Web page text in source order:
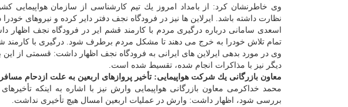
وی خاطرنشان كرد: از بامداد امروز یك تیم كارشناسی از سازمان هواپیمایی
نظارت داشته باشد. ایرلاین ها نیز در فرودگاه نجف دفتر دایر كرده و نیروهای
اسعدی سامانی درباره درگیری مردم با كارمند قشم ایر در فرودگاه نجف
تمام تلاش خودرا به خرج می دهند تا مشكل مردم برطرف شود. درگیری با كارمند
وی در مورد بدهی ایرلاین های ایرانی به فرودگاه نجف اظهار داشت: قسمتی از
دیگر نیز با مذاكرات انجام شده، تقسیط شده است.
معاون بازرگانی یك شركت هواپیمایی: تأخیر پروازهای اربعین به علت ازدحام
محمد خداكرمی معاون بازرگانی هواپیمایی وارش نیز با اشاره به اینكه
بررسی شود، اظهار داشت: وارش در عملیات اربعین امسال هیچ تأخیری نداشت.